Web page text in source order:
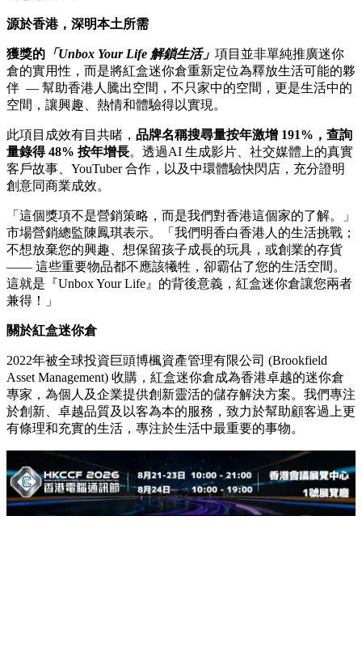
源於香港，深明本土所需
獲獎的 「Unbox Your Life 解鎖生活」 項目並非單純推廣迷你
倉的實用性，而是將紅盒迷你倉重新定位為釋放生活可能的夥
伴 — 幫助香港人騰出空間，不只家中的空間，更是生活中的
空間，讓興趣、熱情和體驗得以實現。
此項目成效有目共睹， 品牌名稱搜尋量按年激增 191%，查詢
量錄得 48% 按年增長。透過AI 生成影片、社交媒體上的真實
客戶故事、YouTuber 合作，以及中環體驗快閃店，充分證明
創意同商業成效。
「這個獎項不是營銷策略，而是我們對香港這個家的了解。」
市場營銷總監陳鳳琪表示。「我們明香白香港人的生活挑戰；
不想放棄您的興趣、想保留孩子成長的玩具，或創業的存貨
—— 這些重要物品都不應該犧牲，卻霸佔了您的生活空間。
這就是『Unbox Your Life』的背後意義，紅盒迷你倉讓您兩者
兼得！」
關於紅盒迷你倉
2022年被全球投資巨頭博楓資產管理有限公司 (Brookfield
Asset Management) 收購，紅盒迷你倉成為香港卓越的迷你倉
專家，為個人及企業提供創新靈活的儲存解決方案。我們專注
於創新、卓越品質及以客為本的服務，致力於幫助顧客過上更
有條理和充實的生活，專注於生活中最重要的事物。